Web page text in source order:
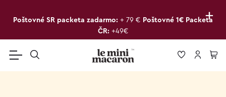
+
Poštovné SR packeta zadarmo: + 79 € Poštovné 1€ Packeta
ČR: +49€